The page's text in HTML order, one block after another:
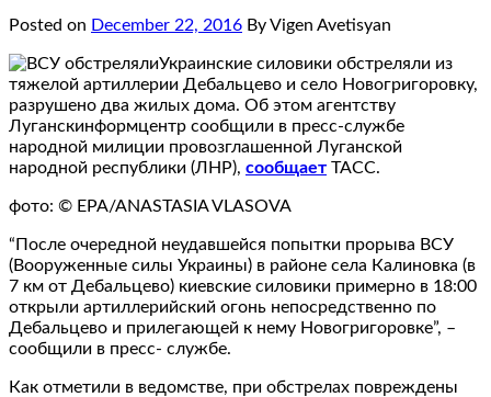
Posted on December 22, 2016 By Vigen Avetisyan
Украинские силовики обстреляли из
тяжелой артиллерии Дебальцево и село Новогригоровку,
разрушено два жилых дома. Об этом агентству
Луганскинформцентр сообщили в пресс-службе
народной милиции провозглашенной Луганской
народной республики (ЛНР), сообщает ТАСС.
фото: © EPA/ANASTASIA VLASOVA
“После очередной неудавшейся попытки прорыва ВСУ
(Вооруженные силы Украины) в районе села Калиновка (в
7 км от Дебальцево) киевские силовики примерно в 18:00
открыли артиллерийский огонь непосредственно по
Дебальцево и прилегающей к нему Новогригоровке”, –
сообщили в пресс- службе.
Как отметили в ведомстве, при обстрелах повреждены